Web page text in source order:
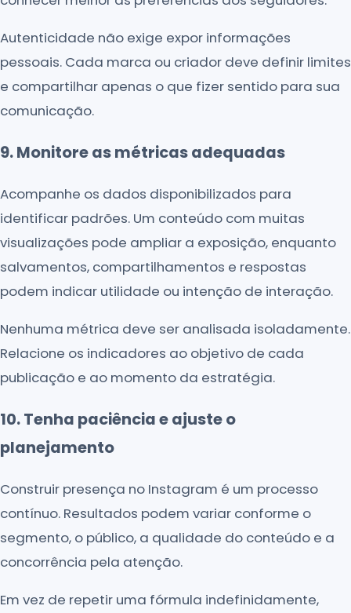
Autenticidade não exige expor informações
pessoais. Cada marca ou criador deve definir limites
e compartilhar apenas o que fizer sentido para sua
comunicação.
9. Monitore as métricas adequadas
Acompanhe os dados disponibilizados para
identificar padrões. Um conteúdo com muitas
visualizações pode ampliar a exposição, enquanto
salvamentos, compartilhamentos e respostas
podem indicar utilidade ou intenção de interação.
Nenhuma métrica deve ser analisada isoladamente.
Relacione os indicadores ao objetivo de cada
publicação e ao momento da estratégia.
10. Tenha paciência e ajuste o
planejamento
Construir presença no Instagram é um processo
contínuo. Resultados podem variar conforme o
segmento, o público, a qualidade do conteúdo e a
concorrência pela atenção.
Em vez de repetir uma fórmula indefinidamente,